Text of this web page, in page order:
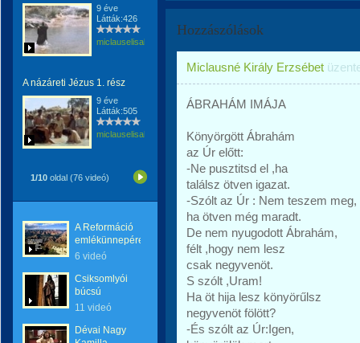
9 éve
Látták:426
miclauselisabeta
A názáreti Jézus 1. rész
9 éve
Látták:505
miclauselisabeta
1/10 oldal (76 videó)
A Reformáció
emlékünnepére
6 videó
Csiksomlyói
búcsú
11 videó
Dévai Nagy
Hozzászólások
Miclausné Király Erzsébet
ÁBRAHÁM IMÁJA
Könyörgött Ábrahám
az Úr előtt:
-Ne pusztitsd el ,ha
találsz ötven igazat.
-Szólt az Úr : Nem teszem meg,
ha ötven még maradt.
De nem nyugodott Ábrahám,
félt ,hogy nem lesz
csak negyvenöt.
S szólt ,Uram!
Ha öt hija lesz könyörűlsz
negyvenöt fölött?
-És szólt az Úr:Igen,